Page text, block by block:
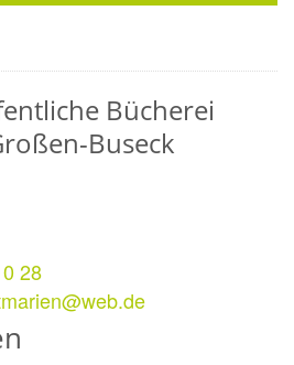
Bücherei
Buseck
28